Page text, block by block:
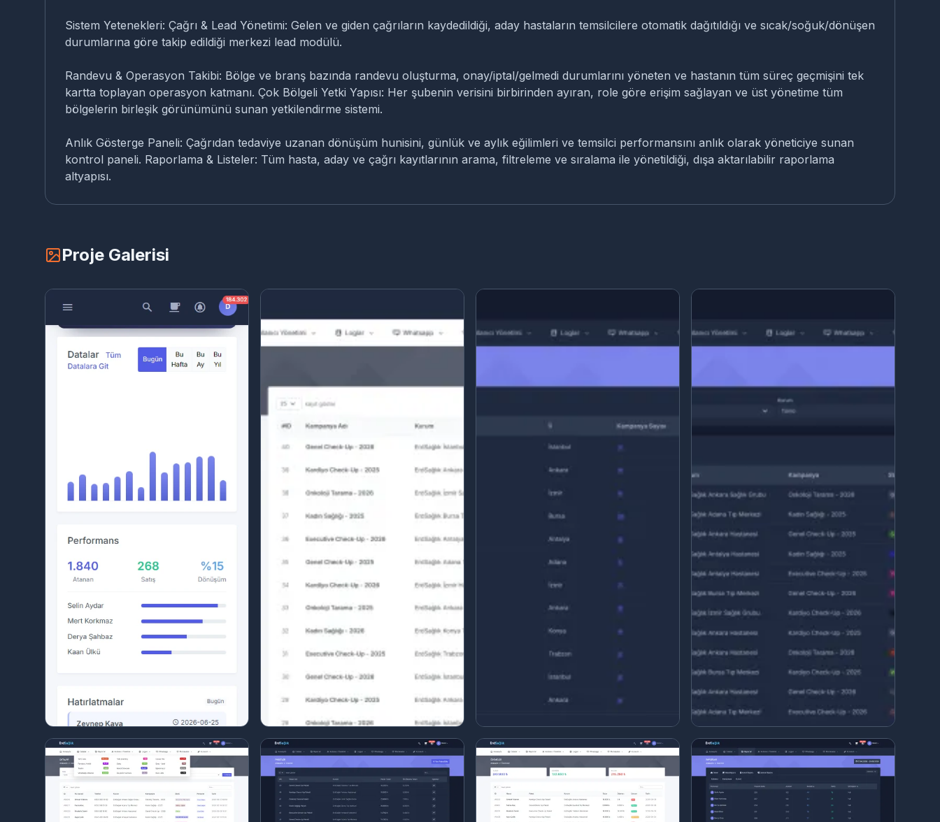
Sistem Yetenekleri: Çağrı & Lead Yönetimi: Gelen ve giden çağrıların kaydedildiği, aday hastaların temsilcilere otomatik dağıtıldığı ve sıcak/soğuk/dönüşen
durumlarına göre takip edildiği merkezi lead modülü.
Randevu & Operasyon Takibi: Bölge ve branş bazında randevu oluşturma, onay/iptal/gelmedi durumlarını yöneten ve hastanın tüm süreç geçmişini tek
kartta toplayan operasyon katmanı. Çok Bölgeli Yetki Yapısı: Her şubenin verisini birbirinden ayıran, role göre erişim sağlayan ve üst yönetime tüm
bölgelerin birleşik görünümünü sunan yetkilendirme sistemi.
Anlık Gösterge Paneli: Çağrıdan tedaviye uzanan dönüşüm hunisini, günlük ve aylık eğilimleri ve temsilci performansını anlık olarak yöneticiye sunan
kontrol paneli. Raporlama & Listeler: Tüm hasta, aday ve çağrı kayıtlarının arama, filtreleme ve sıralama ile yönetildiği, dışa aktarılabilir raporlama
altyapısı.
Proje Galerisi